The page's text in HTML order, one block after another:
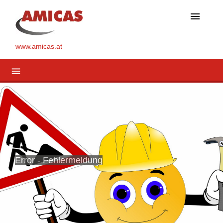
menu
www.amicas.at
menu
Error - Fehlermeldung